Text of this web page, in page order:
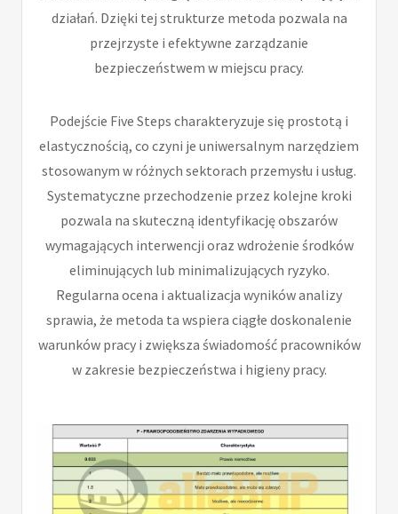
działań. Dzięki tej strukturze metoda pozwala na
przejrzyste i efektywne zarządzanie
bezpieczeństwem w miejscu pracy.
Podejście Five Steps charakteryzuje się prostotą i
elastycznością, co czyni je uniwersalnym narzędziem
stosowanym w różnych sektorach przemysłu i usług.
Systematyczne przechodzenie przez kolejne kroki
pozwala na skuteczną identyfikację obszarów
wymagających interwencji oraz wdrożenie środków
eliminujących lub minimalizujących ryzyko.
Regularna ocena i aktualizacja wyników analizy
sprawia, że metoda ta wspiera ciągłe doskonalenie
warunków pracy i zwiększa świadomość pracowników
w zakresie bezpieczeństwa i higieny pracy.